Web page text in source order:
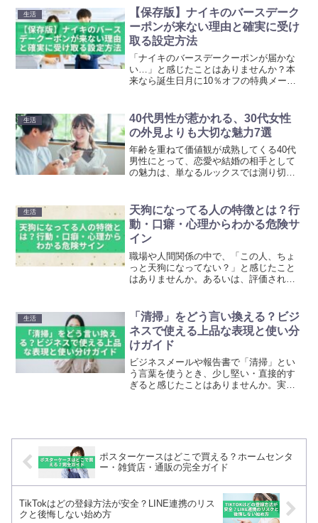
す。実はこの言葉づかいには、心理学的
に見ると“特別視願望”と...
生活
【保存版】ナイキのバースデーク
ーポンが来ない理由と確実に受け
取る設定方法
「ナイキのバースデークーポンが届かな
い…」と感じたことはありませんか？本
来なら誕生日月に10％オフの特典メール
ない原因の多くは登録情報のミスやメー
ル設定の見落としにあり...
生活
40代男性が惹かれる、30代女性
の外見よりも大切な魅力7選
年齢を重ねて価値観が成熟してくる40代
男性にとって、恋愛や結婚の相手として
の魅力は、単なるルックスでは測り切れ
え合えるかどうかといった内面の質が、
長く続く関係の要になり...
生活
天狗になってる人の特徴とは？行
動・口癖・心理からわかる危険サ
イン
職場や人間関係の中で、「この人、ちょ
っと天狗になってない？」と感じたこと
はありませんか。あるいは、評価され始
ん。天狗になってる人は、一時的には自
信があり有能に見えることが...
生活
「清掃」をどう言い換える？ビジ
ネスで使える上品な表現と使い分
けガイド
ビジネスメールや報告書で「清掃」とい
う言葉を使うとき、少し堅い・直接的す
ぎると感じたことはありませんか。実
ポスターケースはどこで買える？ホームセンタ
ー・雑貨店・通販の完全ガイド
TikTokはどの登録方法が安全？LINE連携のリス
クと後悔しない始め方